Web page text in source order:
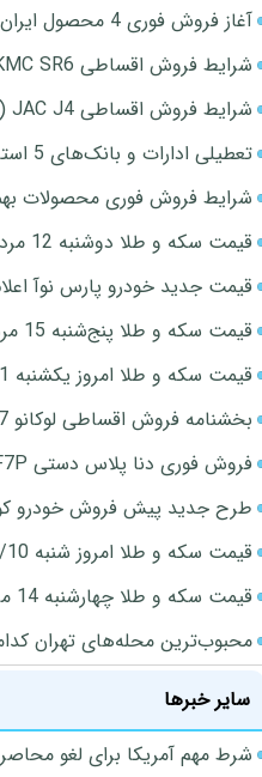
آغاز فروش فوری 4 محصول ایران خودرو در نمایندگی‌ها
شرایط فروش اقساطی KMC SR6 کرمان موتور اعلام شد
شرایط فروش اقساطی JAC J4 (مرداد 1405)
تعطیلی ادارات و بانک‌های 5 استان در روز چهارشنبه
شرایط فروش فوری محصولات بهمن
قیمت سکه و طلا دوشنبه 12 مرداد 1405
قیمت جدید خودرو پارس نوآ اعلام
قیمت سکه و طلا پنج‌شنبه 15 مرداد 1405
قیمت سکه و طلا امروز یکشنبه 1405/05/11
بخشنامه فروش اقساطی لوکانو L7 و لوکانو L8 (مرداد 1405)
فروش فوری دنا پلاس دستی EF7P (بدون قرعه کشی)
طرح جدید پیش فروش خودرو کوییک
قیمت سکه و طلا امروز شنبه 1405/05/10
قیمت سکه و طلا چهارشنبه 14 مرداد 1405
محبوب‌ترین محله‌های تهران
سایر خبرها
شرط مهم آمریکا برای لغو